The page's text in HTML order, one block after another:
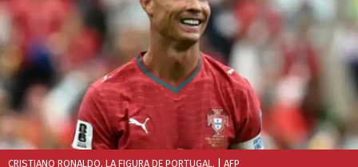
CRISTIANO RONALDO, LA FIGURA DE PORTUGAL. | AFP